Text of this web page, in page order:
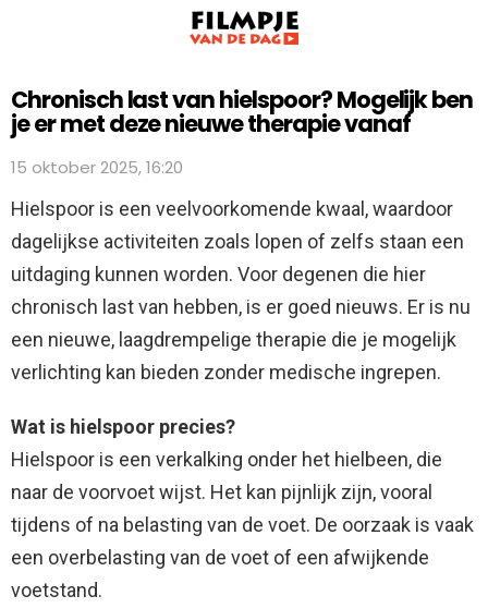
Chronisch last van hielspoor? Mogelijk ben
je er met deze nieuwe therapie vanaf
15 oktober 2025, 16:20
Hielspoor is een veelvoorkomende kwaal, waardoor
dagelijkse activiteiten zoals lopen of zelfs staan een
uitdaging kunnen worden. Voor degenen die hier
chronisch last van hebben, is er goed nieuws. Er is nu
een nieuwe, laagdrempelige therapie die je mogelijk
verlichting kan bieden zonder medische ingrepen.
Wat is hielspoor precies?
Hielspoor is een verkalking onder het hielbeen, die
naar de voorvoet wijst. Het kan pijnlijk zijn, vooral
tijdens of na belasting van de voet. De oorzaak is vaak
een overbelasting van de voet of een afwijkende
voetstand.